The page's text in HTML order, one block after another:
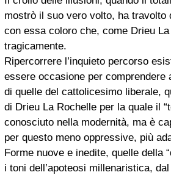
mostrò il suo vero volto, ha
con essa coloro che, come Drieu
tragicamente.
Ripercorrere l’inquieto percorso
essere occasione per
di quelle del cattolicesimo liberale,
di Drieu La Rochelle per la quale il
conosciuto nella modernità, ma è
per questo meno oppressive, più
Forme nuove e inedite, quelle della
i toni dell’apoteosi millenaristica,